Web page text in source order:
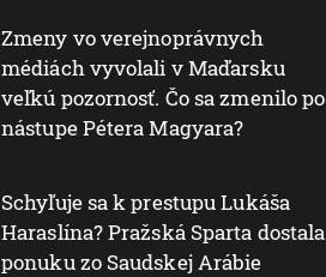
Zmeny vo verejnoprávnych
médiách vyvolali v Maďarsku
veľkú pozornosť. Čo sa zmenilo po
nástupe Pétera Magyara?
Schyľuje sa k prestupu Lukáša
Haraslína? Pražská Sparta dostala
ponuku zo Saudskej Arábie